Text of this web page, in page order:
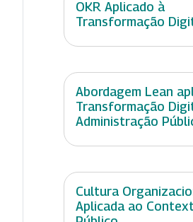
OKR Aplicado à
Transformação
Abordagem Lean
Transformação
Administração
Cultura
Aplicada ao